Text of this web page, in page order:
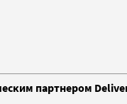
партнером